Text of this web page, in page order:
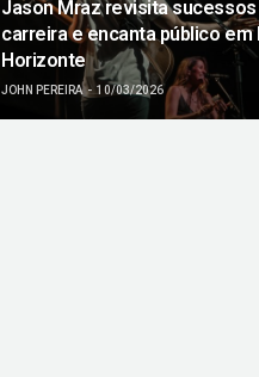
Jason Mraz revisita sucessos
carreira e encanta público em
Horizonte
JOHN PEREIRA 10/03/2026